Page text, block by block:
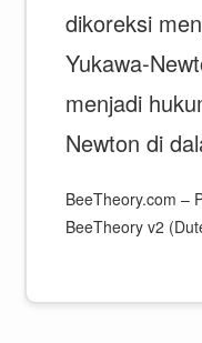
dikoreksi
Yukawa-
menjadi
Newton di
BeeTheory.com –
BeeTheory v2